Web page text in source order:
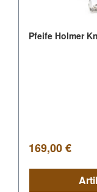
Pfeife Holmer
Regulärer
169,00 €